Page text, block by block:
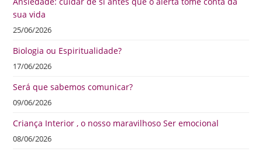
sua vida
25/06/2026
Biologia ou Espiritualidade?
17/06/2026
Será que sabemos comunicar?
09/06/2026
Criança Interior , o nosso maravilhoso Ser emocional
08/06/2026